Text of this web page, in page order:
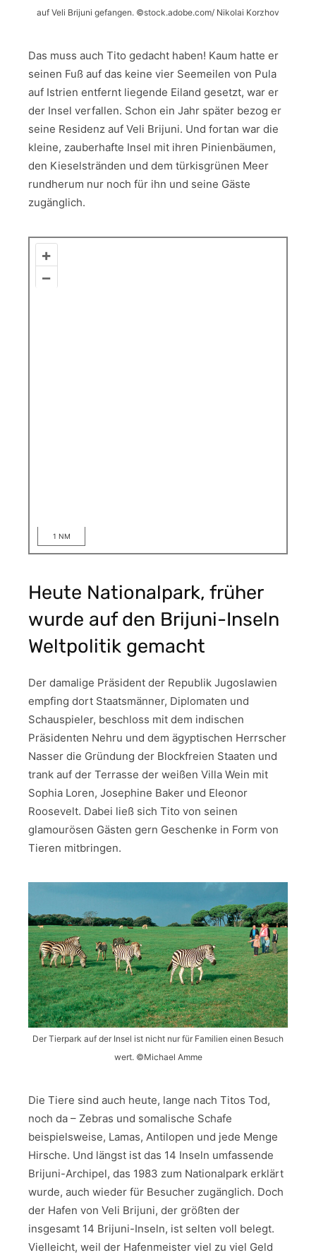
auf Veli Brijuni gefangen. ©stock.adobe.com/ Nikolai Korzhov
Das muss auch Tito gedacht haben! Kaum hatte er
seinen Fuß auf das keine vier Seemeilen von Pula
auf Istrien entfernt liegende Eiland gesetzt, war er
der Insel verfallen. Schon ein Jahr später bezog er
seine Residenz auf Veli Brijuni. Und fortan war die
kleine, zauberhafte Insel mit ihren Pinienbäumen,
den Kieselstränden und dem türkisgrünen Meer
rundherum nur noch für ihn und seine Gäste
zugänglich.
+
–
1 NM
Heute Nationalpark, früher
wurde auf den Brijuni-Inseln
Weltpolitik gemacht
Der damalige Präsident der Republik Jugoslawien
empfing dort Staatsmänner, Diplomaten und
Schauspieler, beschloss mit dem indischen
Präsidenten Nehru und dem ägyptischen Herrscher
Nasser die Gründung der Blockfreien Staaten und
trank auf der Terrasse der weißen Villa Wein mit
Sophia Loren, Josephine Baker und Eleonor
Roosevelt. Dabei ließ sich Tito von seinen
glamourösen Gästen gern Geschenke in Form von
Tieren mitbringen.
Der Tierpark auf der Insel ist nicht nur für Familien einen Besuch
wert. ©Michael Amme
Die Tiere sind auch heute, lange nach Titos Tod,
noch da – Zebras und somalische Schafe
beispielsweise, Lamas, Antilopen und jede Menge
Hirsche. Und längst ist das 14 Inseln umfassende
Brijuni-Archipel, das 1983 zum Nationalpark erklärt
wurde, auch wieder für Besucher zugänglich. Doch
der Hafen von Veli Brijuni, der größten der
insgesamt 14 Brijuni-Inseln, ist selten voll belegt.
Vielleicht, weil der Hafenmeister viel zu viel Geld